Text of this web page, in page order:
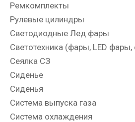
Ремкомплекты
Рулевые цилиндры
Светодиодные Лед фары
Светотехника (фары, LED
Сеялка СЗ
Сиденье
Сиденья
Система выпуска газа
Система охлаждения